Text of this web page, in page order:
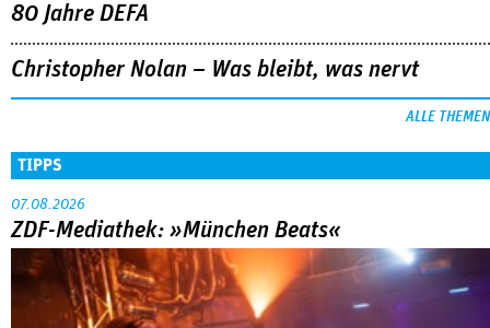
80 Jahre DEFA
Christopher Nolan – Was bleibt, was nervt
ALLE THEMEN
TIPPS
07.08.2026
ZDF-Mediathek: »München Beats«